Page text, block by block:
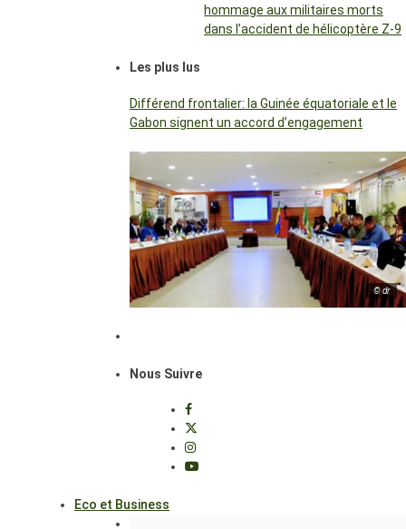
hommage aux militaires morts
dans l’accident de hélicoptère Z-9
Les plus lus
Différend frontalier: la Guinée équatoriale et le
Gabon signent un accord d’engagement
© dr
Nous Suivre
Eco et Business